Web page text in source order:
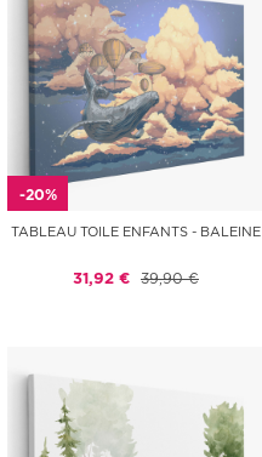
-20%
TABLEAU TOILE ENFANTS - BALEINE
31,92 € 39,90 €